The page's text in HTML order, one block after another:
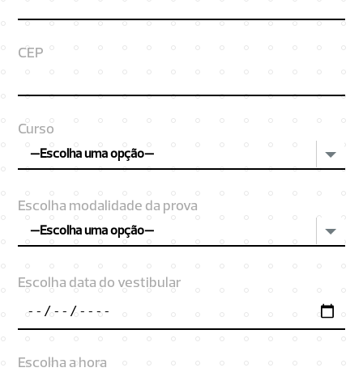
CEP
Curso
—Escolha uma opção—
Escolha modalidade da prova
—Escolha uma opção—
Escolha data do vestibular
Escolha a hora